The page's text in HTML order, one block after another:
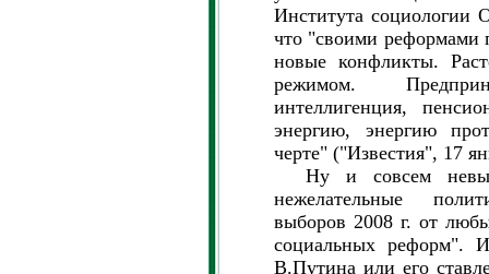
Института социологии
что "своими реформами
новые конфликты.
режимом.
интеллигенция,
энергию, энергию
черте" ("Известия", 17
Ну и совсем
нежелательные
выборов 2008 г. от
социальных реформ".
В.Путина или его